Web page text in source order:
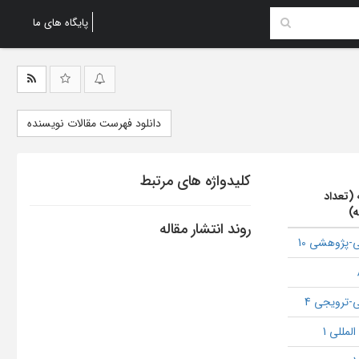
پایگاه های ما
دانلود فهرست مقالات نویسنده
(تعداد
پژوهشی 10
ترویجی 4
1
کلیدواژه های مرتبط
روند انتشار مقاله